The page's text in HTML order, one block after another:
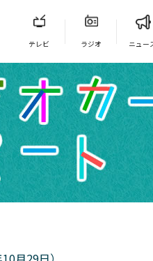
テレビ ラジオ ニュー